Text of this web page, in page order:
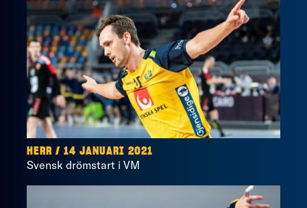
HERR / 14 JANUARI 2021
Svensk drömstart i VM